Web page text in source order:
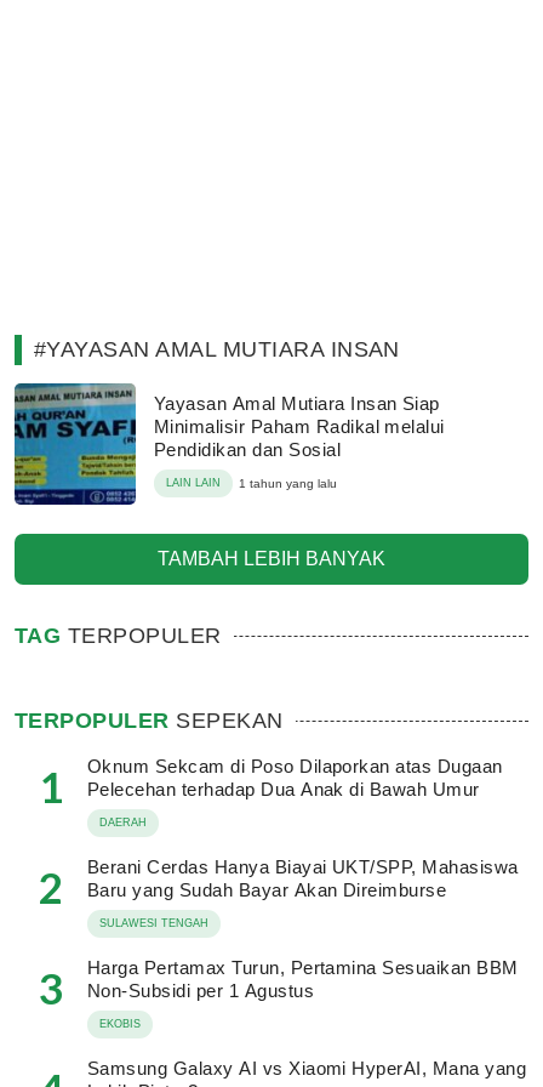
#YAYASAN AMAL MUTIARA INSAN
Yayasan Amal Mutiara Insan Siap
Minimalisir Paham Radikal melalui
Pendidikan dan Sosial
LAIN LAIN 1 tahun yang lalu
TAMBAH LEBIH BANYAK
TAG TERPOPULER
TERPOPULER SEPEKAN
1
Oknum Sekcam di Poso Dilaporkan atas Dugaan
Pelecehan terhadap Dua Anak di Bawah Umur
DAERAH
2
Berani Cerdas Hanya Biayai UKT/SPP, Mahasiswa
Baru yang Sudah Bayar Akan Direimburse
SULAWESI TENGAH
3
Harga Pertamax Turun, Pertamina Sesuaikan BBM
Non-Subsidi per 1 Agustus
EKOBIS
Samsung Galaxy AI vs Xiaomi HyperAI, Mana yang